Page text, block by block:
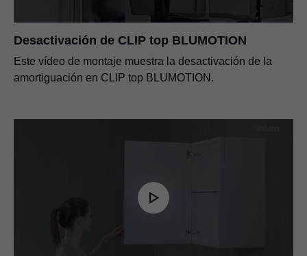
Desactivación de CLIP top BLUMOTION
Este vídeo de montaje muestra la desactivación de la
amortiguación en CLIP top BLUMOTION.